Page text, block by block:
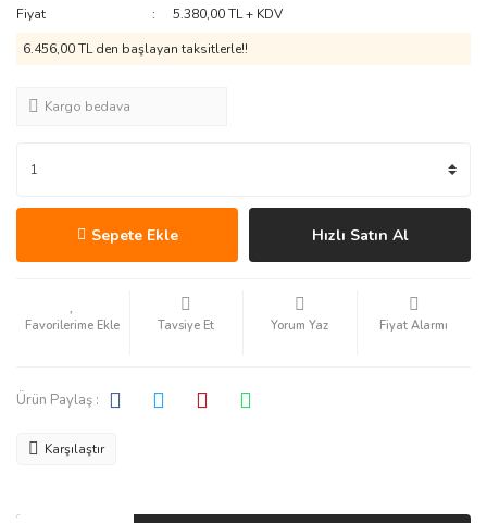
Fiyat
5.380,00 TL + KDV
6.456,00 TL den başlayan taksitlerle!!
Kargo bedava
Sepete Ekle Hızlı Satın Al
Tavsiye Et Yorum Yaz Fiyat Alarmı
Ürün Paylaş :
Karşılaştır